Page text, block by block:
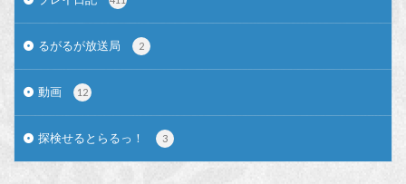
るがるが放送局 2
動画 12
探検せるとらるっ！ 3